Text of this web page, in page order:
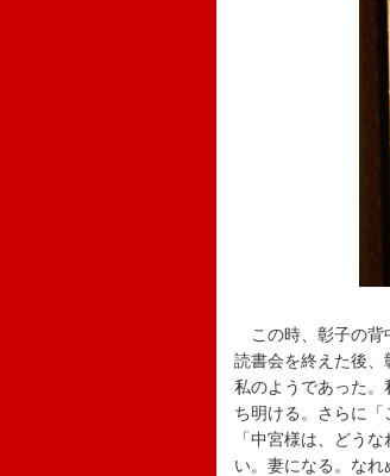
この時、彰子の背
読書会を終えた後、
私のようであった
ち明ける。さらに
「中宮様は、どう
い。妻になる。なれ